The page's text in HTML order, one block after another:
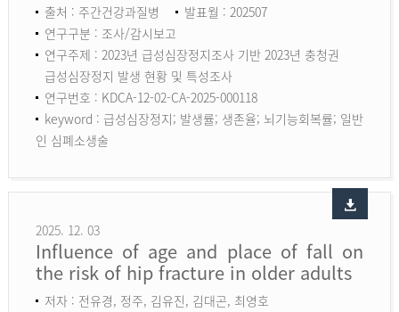
출처 : 주간건강과질병
발표월 : 202507
연구구분 : 조사/감시보고
연구주제 : 2023년 급성심장정지조사 기반 2023년 충청권
급성심장정지 발생 현황 및 특성조사
연구번호 : KDCA-12-02-CA-2025-000118
keyword : 급성심장정지; 발생률; 생존율; 뇌기능회복률; 일반
인 심폐소생술
2025. 12. 03
Influence of age and place of fall on
the risk of hip fracture in older adults
저자 : 전유경, 정주, 김유진, 김대곤, 최영호